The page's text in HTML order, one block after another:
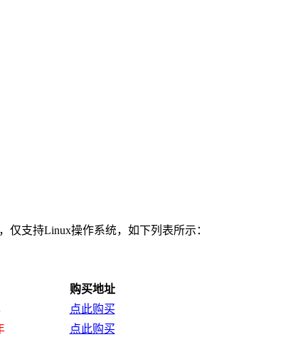
仅支持Linux操作系统，如下列表所示：
购买地址
点此购买
点此购买